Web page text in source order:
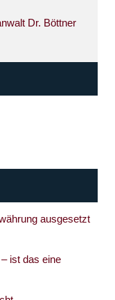
Dr. Böttner
ausgesetzt
ist das eine